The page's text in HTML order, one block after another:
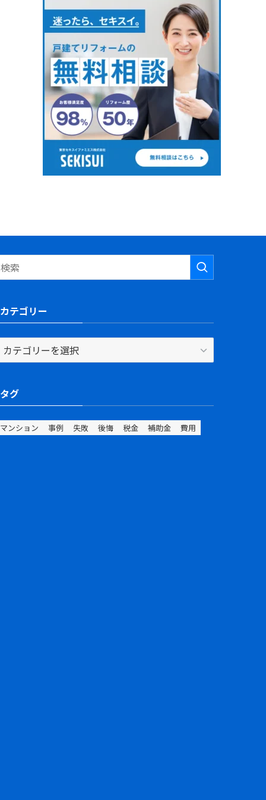
カテゴリー
タグ
マンション 事例 失敗 後悔 税金 補助金 費用